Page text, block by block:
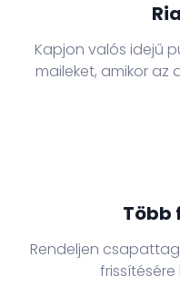
Kapjon valós idejű
maileket, amikor
Több
Rendeljen
frissítésére